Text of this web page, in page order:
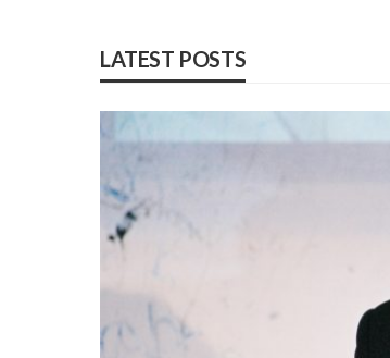
LATEST POSTS